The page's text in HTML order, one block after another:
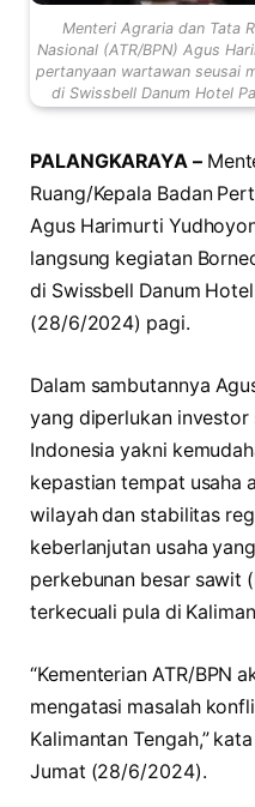
Menteri Agraria dan Tata
Nasional (ATR/BPN) Agus
pertanyaan wartawan seusai
di Swissbell Danum Hotel
PALANGKARAYA –
Ruang/Kepala Badan
Agus Harimurti
langsung kegiatan
di Swissbell Danum
(28/6/2024) pagi.
Dalam sambutannya
yang diperlukan investor
Indonesia yakni
kepastian tempat usaha
wilayah dan stabilitas
keberlanjutan usaha
perkebunan besar sawit
terkecuali pula di
“Kementerian ATR/BPN
mengatasi masalah
Kalimantan Tengah,”
Jumat (28/6/2024).